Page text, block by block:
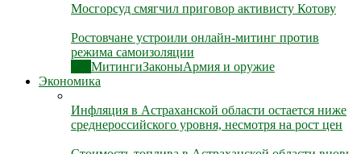
Мосгорсуд смягчил приговор активисту Котову
Ростовчане устроили онлайн-митинг против
режима самоизоляции
МитингиЗаконыАрмия и оружие
Экономика
Инфляция в Астраханской области остается ниже
среднероссийского уровня, несмотря на рост цен